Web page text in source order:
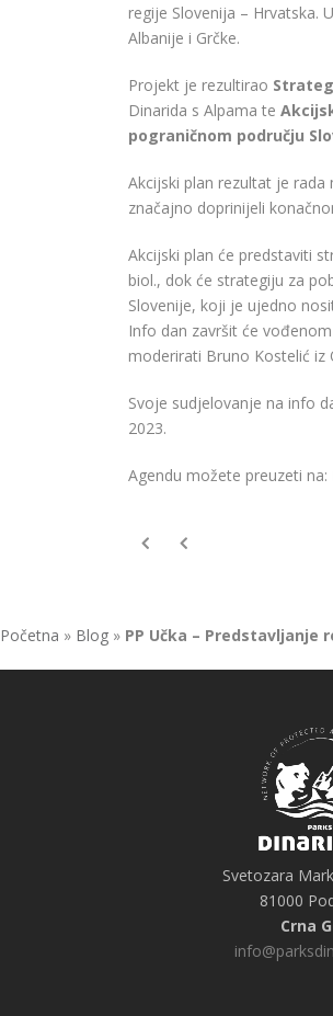
regije Slovenija – Hrvatska.
Albanije i Grčke.
Projekt je rezultirao
Dinarida s Alpama te
pograničnom području
Akcijski plan rezultat je rada
značajno doprinijeli
Akcijski plan će predstaviti
biol., dok će strategiju za
Slovenije, koji je ujedno
Info dan završit će
moderirati Bruno Kostelić iz
Svoje sudjelovanje na info
2023.
Agendu možete preuzeti na:
Početna » Blog » PP Učka – Predstavljanje
Svetozara
81000
Crna